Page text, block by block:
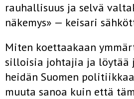
rauhallisuus ja selvä
näkemys» — keisari
Miten koettaakaan
silloisia johtajia ja löytää
heidän Suomen
muuta sanoa kuin että